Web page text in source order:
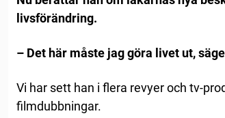
livsförändring.
– Det här måste jag göra livet ut,
Vi har sett han i flera revyer och tv-
filmdubbningar.